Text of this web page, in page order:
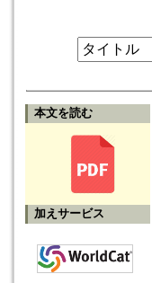
本文を読む
加えサービス